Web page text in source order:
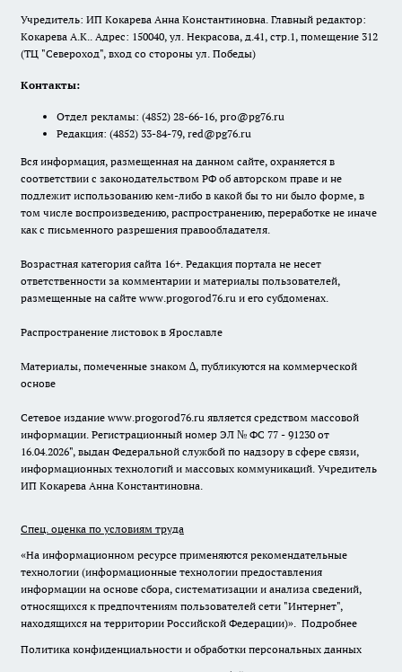
Учредитель: ИП Кокарева Анна Константиновна. Главный редактор:
Кокарева А.К.. Адрес: 150040, ул. Некрасова, д.41, стр.1, помещение 312
(ТЦ "Североход", вход со стороны ул. Победы)
Контакты:
Отдел рекламы: (4852) 28-66-16, pro@pg76.ru
Редакция: (4852) 33-84-79, red@pg76.ru
Вся информация, размещенная на данном сайте, охраняется в
соответствии с законодательством РФ об авторском праве и не
подлежит использованию кем-либо в какой бы то ни было форме, в
том числе воспроизведению, распространению, переработке не иначе
как с письменного разрешения правообладателя.
Возрастная категория сайта 16+. Редакция портала не несет
ответственности за комментарии и материалы пользователей,
размещенные на сайте www.progorod76.ru и его субдоменах.
Распространение листовок в Ярославле
Материалы, помеченные знаком ∆, публикуются на коммерческой
основе
Сетевое издание www.progorod76.ru является средством массовой
информации. Регистрационный номер ЭЛ № ФС 77 - 91230 от
16.04.2026", выдан Федеральной службой по надзору в сфере связи,
информационных технологий и массовых коммуникаций. Учредитель
ИП Кокарева Анна Константиновна.
Спец. оценка по условиям труда
«На информационном ресурсе применяются рекомендательные
технологии (информационные технологии предоставления
информации на основе сбора, систематизации и анализа сведений,
относящихся к предпочтениям пользователей сети "Интернет",
находящихся на территории Российской Федерации)». Подробнее
Политика конфиденциальности и обработки персональных данных